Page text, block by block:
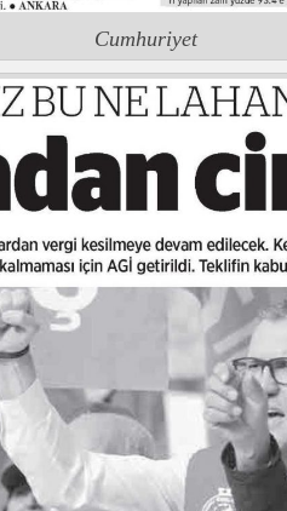
Cumhuriyet